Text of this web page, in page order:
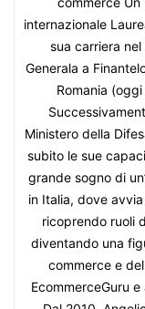
internazionale
sua carriera
Generala a
Romania
Ministero della
subito le sue
grande sogno di
in Italia, dove
ricoprendo ruoli
diventando una
commerce e
EcommerceGuru